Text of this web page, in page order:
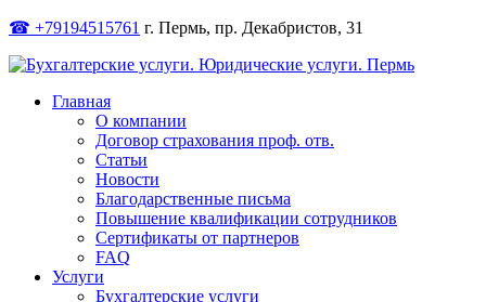
☎ +79194515761 г. Пермь, пр. Декабристов, 31
Главная
О компании
Договор страхования проф. отв.
Статьи
Новости
Благодарственные письма
Повышение квалификации сотрудников
Сертификаты от партнеров
FAQ
Услуги
Бухгалтерские услуги